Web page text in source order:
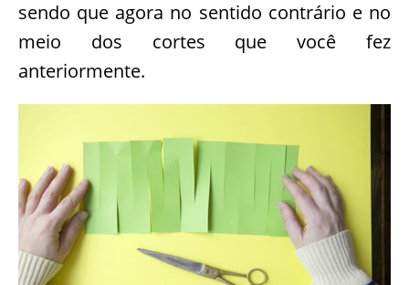
sendo que agora no sentido contrário e no
meio dos cortes que você fez
anteriormente.